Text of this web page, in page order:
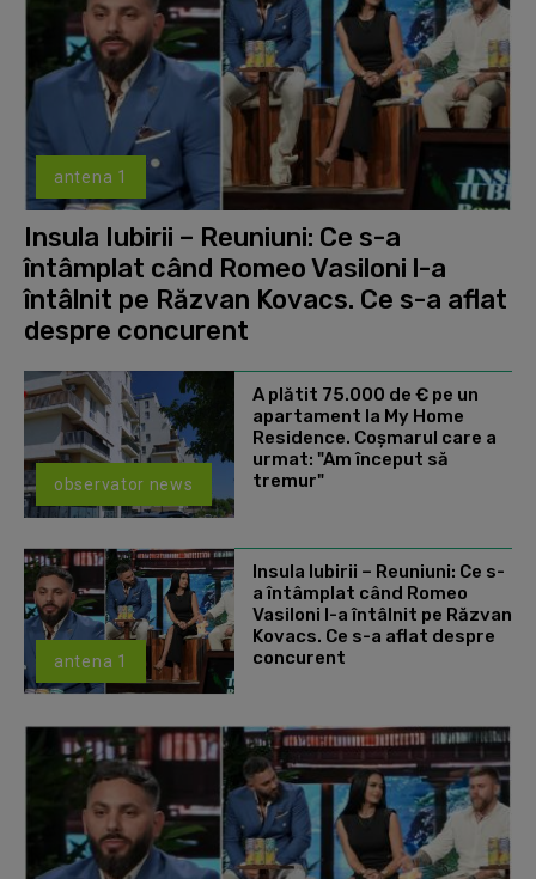
antena 1
Insula Iubirii – Reuniuni: Ce s-a
întâmplat când Romeo Vasiloni l-a
întâlnit pe Răzvan Kovacs. Ce s-a aflat
despre concurent
observator news
A plătit 75.000 de € pe un
apartament la My Home
Residence. Coşmarul care a
urmat: "Am început să
tremur"
antena 1
Insula Iubirii – Reuniuni: Ce s-
a întâmplat când Romeo
Vasiloni l-a întâlnit pe Răzvan
Kovacs. Ce s-a aflat despre
concurent